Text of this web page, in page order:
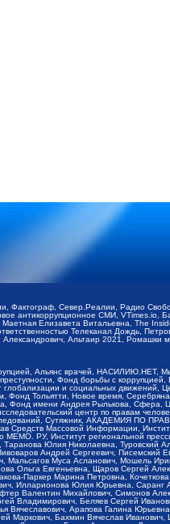
Север.Реалии, Радио
антикоррупционное СМИ,
Елизавета Витальевна, The
Телеканал Дождь,
Альтаир 2021, Ромашки
Альянс врачей,
Фонд борьбы с
и социальных
Тольятти, Новое время,
Фонд имени Андрея Рылькова,
центр по правам
Сутяжник, АКАДЕМИЯ ПО
Массовой Информации,
РУ, Институт региональной
Юлия Николаевна, Туровский
Андрей Сергеевич, Писемский
Муса Асланович, Мошель
Ольга Евгеньевна, Щаров Сергей
Паркер Марина Петровна,
Илларионова Юлия Юрьевна,
Валентин Михайлович, Симонов
Беляев Сергей
Арапова Галина
Маркович, Бахмин Вячеслав